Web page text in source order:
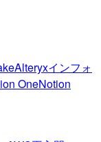
Alteryxインフォ
OneNotion